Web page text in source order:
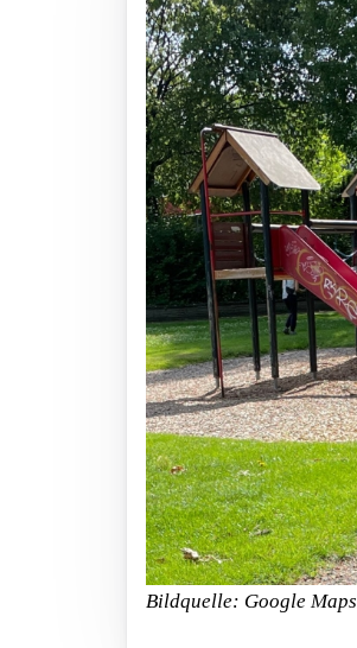
Bildquelle: Google Maps